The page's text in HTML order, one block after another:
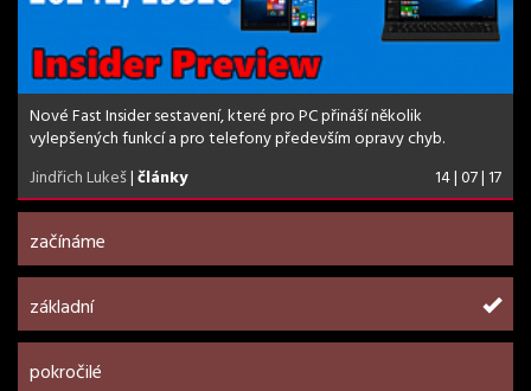
Nové Fast Insider sestavení, které pro PC přináší několik
vylepšených funkcí a pro telefony především opravy chyb.
Jindřich Lukeš|články 14 | 07 | 17
začínáme
základní
pokročilé